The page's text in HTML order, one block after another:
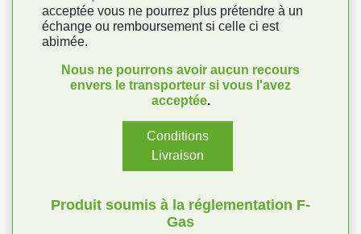
acceptée vous ne pourrez plus prétendre à un
échange ou remboursement si celle ci est
abimée.
Nous ne pourrons avoir aucun recours
envers le transporteur si vous l'avez
acceptée.
Conditions
Livraison
Produit soumis à la réglementation F-
Gas